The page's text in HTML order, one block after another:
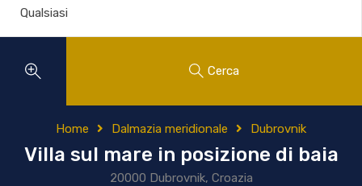
Cerca
Home Dalmazia meridionale Dubrovnik
Villa sul mare in posizione di baia
20000 Dubrovnik, Croazia